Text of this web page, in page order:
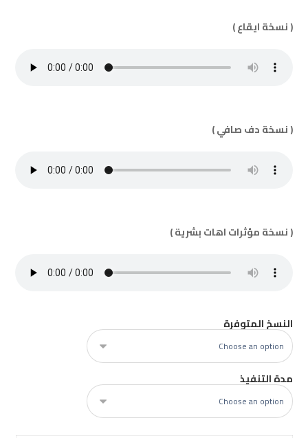
( نسخة ايقاع )
( نسخة دف صافي )
( نسخة مؤثرات اهات بشرية )
النسخ المتوفرة
مدة التنفيذ